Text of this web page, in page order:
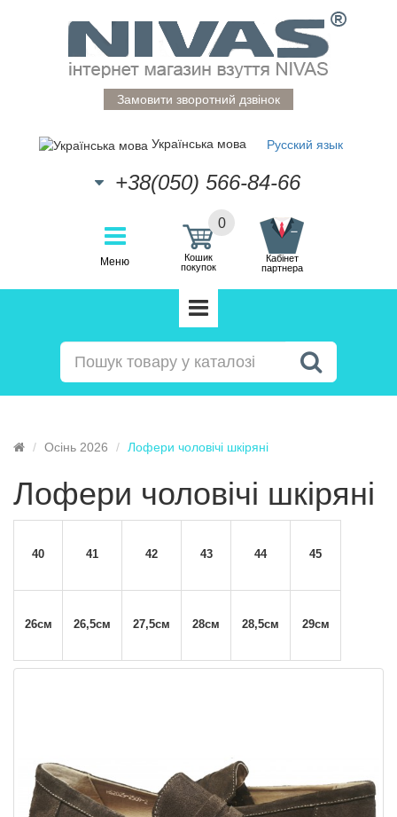
Замовити зворотний дзвінок
Русский язык
Українська мова
+38(050) 566-84-66
Меню
0
Кошик
покупок
Кабінет
партнера
Осінь 2026 Лофери чоловічі шкіряні
Лофери чоловічі шкіряні
40 41 42 43 44 45
26см 26,5см 27,5см 28см 28,5см 29см